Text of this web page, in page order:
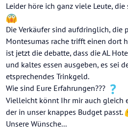
Leider höre ich ganz viele Leute,
Die Verkäufer sind aufdringlich, die
Montesumas rache trifft einen dort
ist jetzt die debatte, dass die AL
und kaltes essen ausgeben, es sei
etsprechendes Trinkgeld.
Wie sind Eure Erfahrungen???
Vielleicht könnt Ihr mir auch gleich
der in unser knappes Budget passt.
Unsere Wünsche...